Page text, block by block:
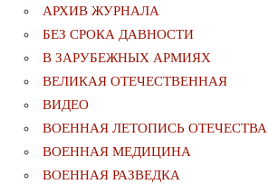
АРХИВ ЖУРНАЛА
БЕЗ СРОКА ДАВНОСТИ
В ЗАРУБЕЖНЫХ АРМИЯХ
ВЕЛИКАЯ ОТЕЧЕСТВЕННАЯ
ВИДЕО
ВОЕННАЯ ЛЕТОПИСЬ ОТЕЧЕСТВА
ВОЕННАЯ МЕДИЦИНА
ВОЕННАЯ РАЗВЕДКА